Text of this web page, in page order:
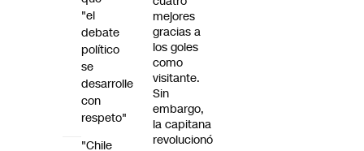
mejores
gracias a
los goles
como
visitante.
Sin
embargo,
la capitana
revolucionó
"el
debate
político
se
desarrolle
con
respeto"
"Chile